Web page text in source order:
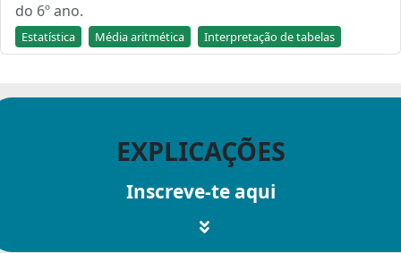
do 6º ano.
Estatística Média aritmética Interpretação de tabelas
EXPLICAÇÕES
Inscreve-te aqui